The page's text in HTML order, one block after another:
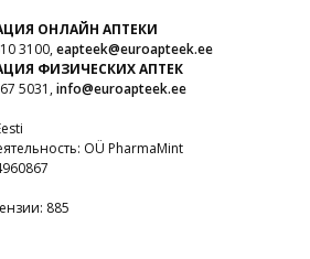
ОНЛАЙН АПТЕКИ
3100,eapteek@euroapteek.ee
ФИЗИЧЕСКИХ АПТЕК
5031,info@euroapteek.ee
OÜ PharmaMint
885